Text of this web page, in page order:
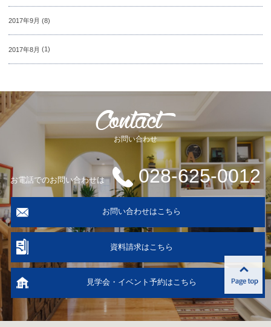
2017年9月 (8)
2017年8月 (1)
お問い合わせ
お電話でのお問い合わせは 028-625-0012
お問い合わせはこちら
資料請求はこちら
見学会・イベント予約はこちら